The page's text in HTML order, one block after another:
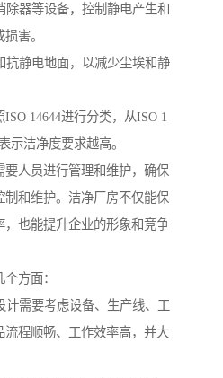
除器等设备，控制静电产生和
害。
抗静电地面，以减少尘埃和静
14644进行分类，从ISO 1
示洁净度要求越高。
要人员进行管理和维护，确保
制和维护。洁净厂房不仅能保
也能提升企业的形象和竞争
方面：
计需要考虑设备、生产线、工
程顺畅、工作效率高，并大